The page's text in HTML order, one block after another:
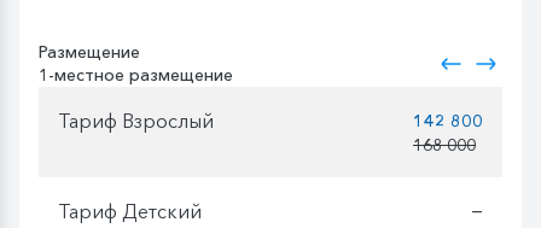
Размещение
1-местное размещение
Тариф Взрослый
142 800
168 000
Тариф Детский —